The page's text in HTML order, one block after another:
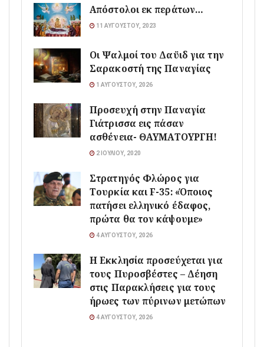
Απόστολοι εκ περάτων…
11 ΑΥΓΟΎΣΤΟΥ, 2023
Οι Ψαλμοί του Δαϋιδ για την
Σαρακοστή της Παναγίας
1 ΑΥΓΟΎΣΤΟΥ, 2026
Προσευχή στην Παναγία
Γιάτρισσα εις πάσαν
ασθένεια- ΘΑΥΜΑΤΟΥΡΓΗ!
2 ΙΟΥΛΊΟΥ, 2020
Στρατηγός Φλώρος για
Τουρκία και F-35: «Όποιος
πατήσει ελληνικό έδαφος,
πρώτα θα τον κάψουμε»
4 ΑΥΓΟΎΣΤΟΥ, 2026
Η Εκκλησία προσεύχεται για
τους Πυροσβέστες – Δέηση
στις Παρακλήσεις για τους
ήρωες των πύρινων μετώπων
4 ΑΥΓΟΎΣΤΟΥ, 2026